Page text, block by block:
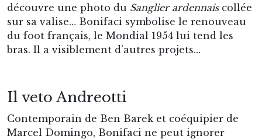
découvre une photo du Sanglier ardennaiscollée
sur sa valise… Bonifaci symbolise le renouveau
du foot français, le Mondial 1954 lui tend les
bras. Il a visiblement d’autres projets…
Il veto Andreotti
Contemporain de Ben Barek et coéquipier de
Marcel Domingo, Bonifaci ne peut ignorer